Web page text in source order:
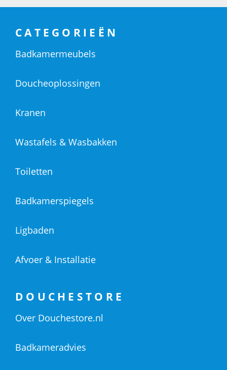
CATEGORIEËN
Badkamermeubels
Doucheoplossingen
Kranen
Wastafels & Wasbakken
Toiletten
Badkamerspiegels
Ligbaden
Afvoer & Installatie
DOUCHESTORE
Over Douchestore.nl
Badkameradvies